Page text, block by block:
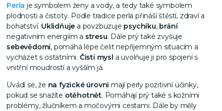
Perla je symbolem ženy a vody, a tedy také symbolem
plodnosti a čistoty. Podle tradice perla přináší štěstí, zdraví a
bohatství. Uklidňuje a povzbuzuje psychiku, brání
negativním energiím a stresu. Dále prý také zvyšuje
sebevědomí, pomáhá lépe čelit nepříjemným situacím a
vycházet s ostatními. Čistí mysl a uvolňuje ji pro spojení s
vnitřní moudrostí a vyšším já.
Uvádí se, že na fyzické úrovni mají perly pozitivní účinky,
pokud se snažíte otěhotnět. Pomáhají prý také s kožními
problémy, žlučníkem a močovými cestami. Dále by měly